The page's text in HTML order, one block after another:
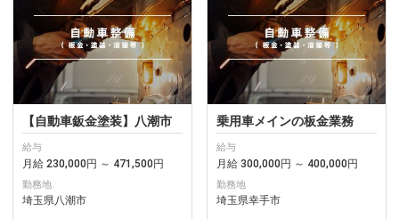
【自動車鈑金塗装】八潮市
給与
月給 230,000円 ～ 471,500円
勤務地
埼玉県八潮市
乗用車メインの板金業務
給与
月給 300,000円 ～ 400,000円
勤務地
埼玉県幸手市